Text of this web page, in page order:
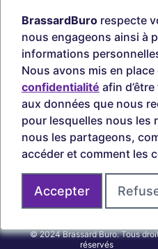
OUTILS
Chercher une cartouche
Timbres personnalisés
Circulaires
© 2024 Brassard Buro. Tous
réservés
BrassardBuro respecte
nous engageons ainsi à
informations
Nous avons mis en
confidentialité afin
aux données que nous
pour lesquelles nous les
nous les partageons,
accéder et comment les
Accepter